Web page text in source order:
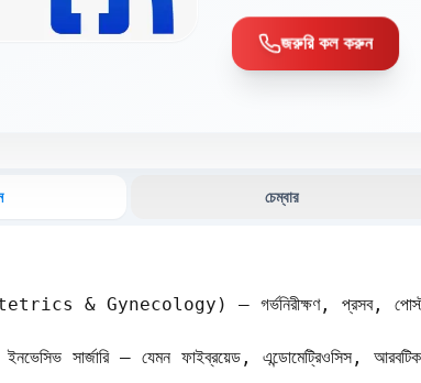
জরুরি কল করুন
চেম্বার
& Gynecology) — গর্ভনিরীক্ষণ, প্রসব,
ইনভেসিভ সার্জারি — যেমন ফাইব্রয়েড, এন্ডোমেট্রিওসিস,